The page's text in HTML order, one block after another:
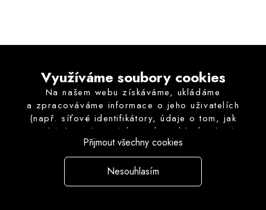
Využíváme soubory cookies
Na našem webu získáváme, ukládáme
a zpracováváme informace o jeho uživatelích
(např. síťové identifikátory, údaje o tom, jak
procházíte naše stránky, nebo jaký obsah vás
zajímá). K tomuto účelu využíváme soubory
cookies, které nám pomáhají zkvalitnit naše
služby a personalizovat nabídky. Pro některé
účely zpracování je vyžadován Váš souhlas,
Nesouhlasím
Přijmout všechny cookies